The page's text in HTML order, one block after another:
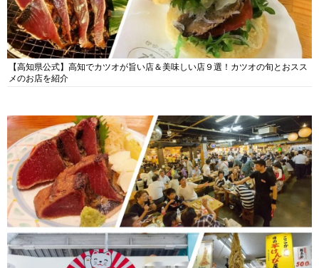
【高知県公式】高知でカツオが旨い店＆美味しい店９選！カツオの旬とおスス
メのお店を紹介